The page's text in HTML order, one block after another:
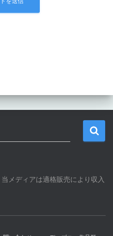
メディアは適格販売により収入